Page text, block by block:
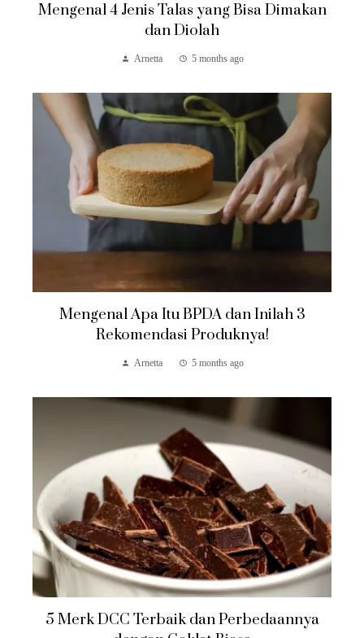
Mengenal 4 Jenis Talas yang Bisa Dimakan
dan Diolah
Arnetta 5 months ago
Mengenal Apa Itu BPDA dan Inilah 3
Rekomendasi Produknya!
Arnetta 5 months ago
5 Merk DCC Terbaik dan Perbedaannya